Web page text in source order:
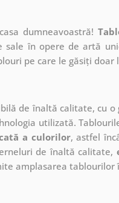
dumneavoastră!
sale în opere de artă
pe care le găsiți doar
de înaltă calitate, cu o
utilizată.
a culorilor, astfel
de înaltă calitate,
amplasarea tablourilor